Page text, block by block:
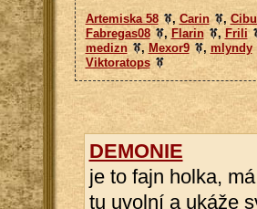
Artemiska 58 , Carin ,
Fabregas08
, Flarin , Frili
medizn
, Mexor9 , mlyndy
Viktoratops
DEMONIE
je to fajn holka,
tu uvolní a ukáže